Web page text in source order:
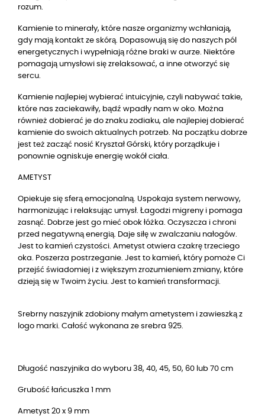
rozum.
Kamienie to minerały, które nasze organizmy wchłaniają,
gdy mają kontakt ze skórą. Dopasowują się do naszych pól
energetycznych i wypełniają różne braki w aurze. Niektóre
pomagają umysłowi się zrelaksować, a inne otworzyć się
sercu.
Kamienie najlepiej wybierać intuicyjnie, czyli nabywać takie,
które nas zaciekawiły, bądź wpadły nam w oko. Można
również dobierać je do znaku zodiaku, ale najlepiej dobierać
kamienie do swoich aktualnych potrzeb. Na początku dobrze
jest też zacząć nosić Kryształ Górski, który porządkuje i
ponownie ogniskuje energię wokół ciała.
AMETYST
Opiekuje się sferą emocjonalną. Uspokaja system nerwowy,
harmonizując i relaksując umysł. Łagodzi migreny i pomaga
zasnąć. Dobrze jest go mieć obok łóżka. Oczyszcza i chroni
przed negatywną energią. Daje siłę w zwalczaniu nałogów.
Jest to kamień czystości. Ametyst otwiera czakrę trzeciego
oka. Poszerza postrzeganie. Jest to kamień, który pomoże Ci
przejść świadomiej i z większym zrozumieniem zmiany, które
dzieją się w Twoim życiu. Jest to kamień transformacji.
Srebrny naszyjnik zdobiony małym ametystem i zawieszką z
logo marki. Całość wykonana ze srebra 925.
Długość naszyjnika do wyboru 38, 40, 45, 50, 60 lub 70 cm
Grubość łańcuszka 1 mm
Ametyst 20 x 9 mm